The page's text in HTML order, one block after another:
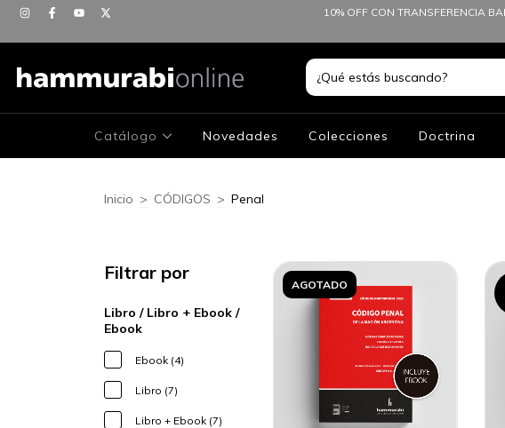
10% OFF CON TRANSFERENCIA
Catálogo Novedades Colecciones Doctrina
Inicio > CÓDIGOS > Penal
Filtrar por
Libro / Libro + Ebook /
Ebook
Ebook (4)
Libro (7)
Libro + Ebook (7)
AGOTADO